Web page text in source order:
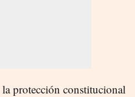
protección constitucional